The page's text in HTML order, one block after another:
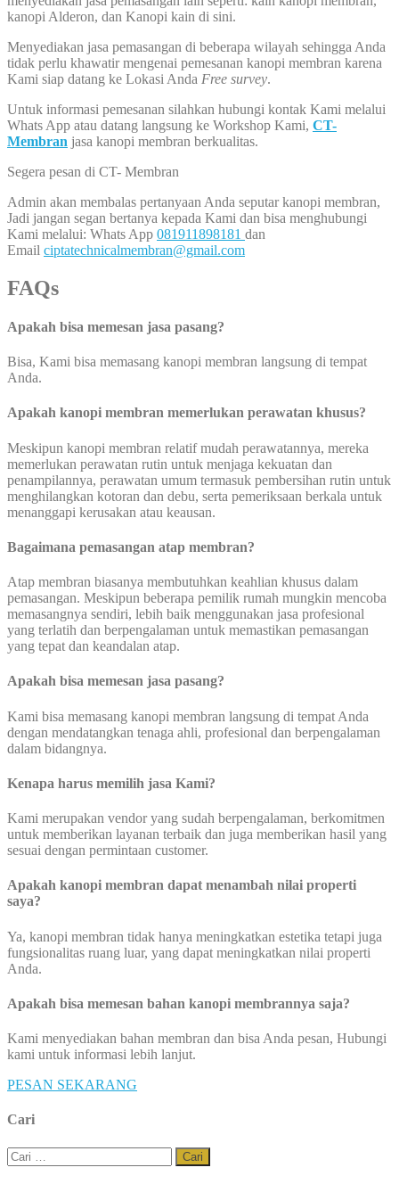
kanopi Alderon, dan Kanopi kain di sini.
Menyediakan jasa pemasangan di beberapa wilayah sehingga Anda
tidak perlu khawatir mengenai pemesanan kanopi membran karena
Kami siap datang ke Lokasi Anda Free survey.
Untuk informasi pemesanan silahkan hubungi kontak Kami melalui
Whats App atau datang langsung ke Workshop Kami, CT-
Membran jasa kanopi membran berkualitas.
Segera pesan di CT- Membran
Admin akan membalas pertanyaan Anda seputar kanopi membran,
Jadi jangan segan bertanya kepada Kami dan bisa menghubungi
Kami melalui: Whats App 081911898181 dan
Email ciptatechnicalmembran@gmail.com
FAQs
Apakah bisa memesan jasa pasang?
Bisa, Kami bisa memasang kanopi membran langsung di tempat
Anda.
Apakah kanopi membran memerlukan perawatan khusus?
Meskipun kanopi membran relatif mudah perawatannya, mereka
memerlukan perawatan rutin untuk menjaga kekuatan dan
penampilannya, perawatan umum termasuk pembersihan rutin untuk
menghilangkan kotoran dan debu, serta pemeriksaan berkala untuk
menanggapi kerusakan atau keausan.
Bagaimana pemasangan atap membran?
Atap membran biasanya membutuhkan keahlian khusus dalam
pemasangan. Meskipun beberapa pemilik rumah mungkin mencoba
memasangnya sendiri, lebih baik menggunakan jasa profesional
yang terlatih dan berpengalaman untuk memastikan pemasangan
yang tepat dan keandalan atap.
Apakah bisa memesan jasa pasang?
Kami bisa memasang kanopi membran langsung di tempat Anda
dengan mendatangkan tenaga ahli, profesional dan berpengalaman
dalam bidangnya.
Kenapa harus memilih jasa Kami?
Kami merupakan vendor yang sudah berpengalaman, berkomitmen
untuk memberikan layanan terbaik dan juga memberikan hasil yang
sesuai dengan permintaan customer.
Apakah kanopi membran dapat menambah nilai properti
saya?
Ya, kanopi membran tidak hanya meningkatkan estetika tetapi juga
fungsionalitas ruang luar, yang dapat meningkatkan nilai properti
Anda.
Apakah bisa memesan bahan kanopi membrannya saja?
Kami menyediakan bahan membran dan bisa Anda pesan, Hubungi
kami untuk informasi lebih lanjut.
PESAN SEKARANG
Cari
Cari
untuk: